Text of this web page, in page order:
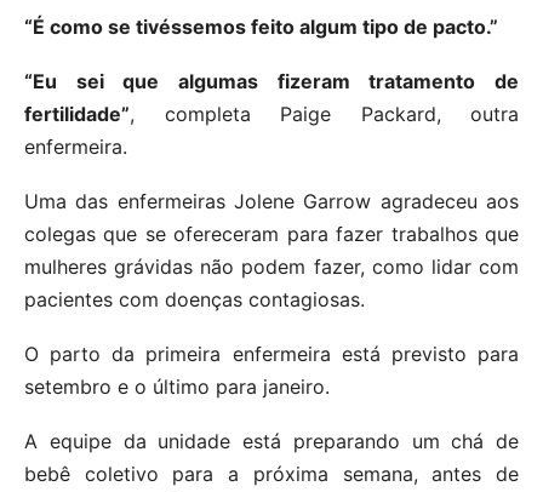
“É como se tivéssemos feito algum tipo de pacto.”
“Eu sei que algumas fizeram tratamento de
fertilidade”, completa Paige Packard, outra
enfermeira.
Uma das enfermeiras Jolene Garrow agradeceu aos
colegas que se ofereceram para fazer trabalhos que
mulheres grávidas não podem fazer, como lidar com
pacientes com doenças contagiosas.
O parto da primeira enfermeira está previsto para
setembro e o último para janeiro.
A equipe da unidade está preparando um chá de
bebê coletivo para a próxima semana, antes de